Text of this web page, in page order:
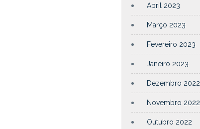
Abril 2023
Março 2023
Fevereiro 2023
Janeiro 2023
Dezembro 2022
Novembro 2022
Outubro 2022